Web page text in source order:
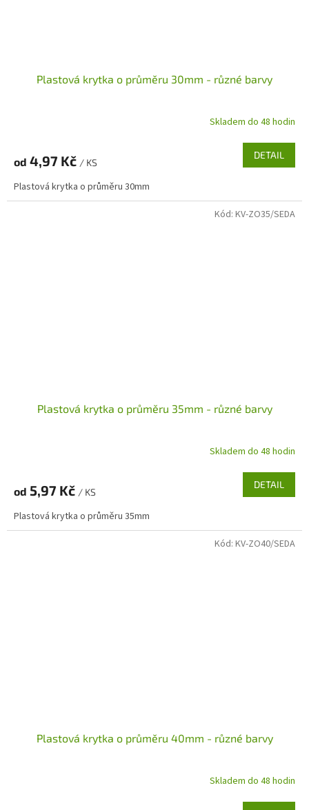
Plastová krytka o průměru 30mm - různé barvy
Skladem do 48 hodin
od 4,97 Kč / KS
DETAIL
Plastová krytka o průměru 30mm
Plastová krytka o průměru 35mm - různé barvy
Skladem do 48 hodin
od 5,97 Kč / KS
DETAIL
Plastová krytka o průměru 35mm
Kód: KV-ZO35/SEDA
Plastová krytka o průměru 40mm - různé barvy
Skladem do 48 hodin
Kód: KV-ZO40/SEDA